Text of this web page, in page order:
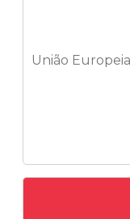
União Europeia